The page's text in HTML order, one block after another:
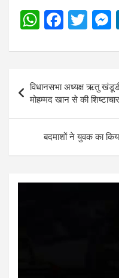
W
at
A
p
p
F
ce
o
o
k
T
tt
Post
navigation
विधानसभा अध्यक्ष ऋतु
मोहम्मद खान से की
बदमाशों ने युवक का